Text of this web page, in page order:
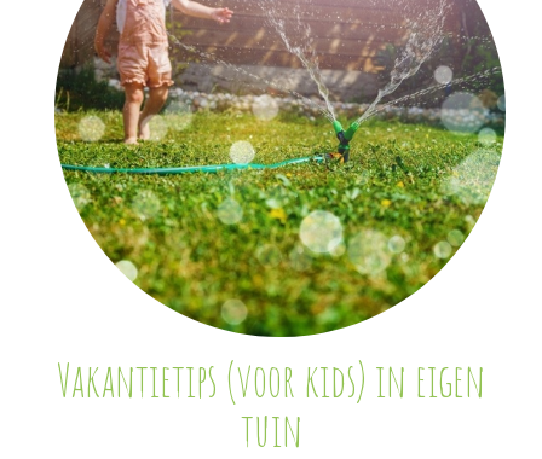
Vakantietips (voor kids) in eigen
tuin